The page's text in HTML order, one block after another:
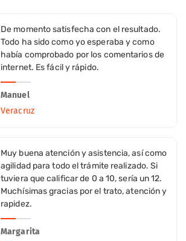
De momento satisfecha con el resultado.
Todo ha sido como yo esperaba y como
había comprobado por los comentarios de
internet. Es fácil y rápido.
Manuel
Veracruz
Muy buena atención y asistencia, así como
agilidad para todo el trámite realizado. Si
tuviera que calificar de 0 a 10, sería un 12.
Muchísimas gracias por el trato, atención y
rapidez.
Margarita